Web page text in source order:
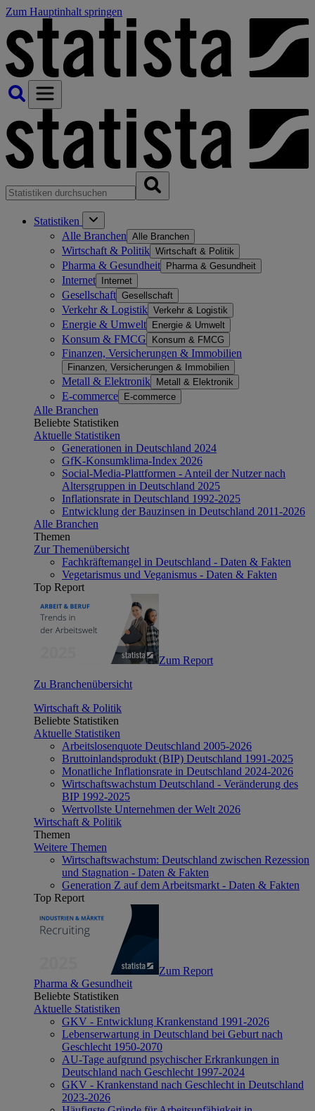
Zum Hauptinhalt springen
Statistiken
Alle Branchen Alle Branchen
Wirtschaft & Politik Wirtschaft & Politik
Pharma & Gesundheit Pharma & Gesundheit
Internet Internet
Gesellschaft Gesellschaft
Verkehr & Logistik Verkehr & Logistik
Energie & Umwelt Energie & Umwelt
Konsum & FMCG Konsum & FMCG
Finanzen, Versicherungen & Immobilien
Finanzen, Versicherungen & Immobilien
Metall & Elektronik Metall & Elektronik
E-commerce E-commerce
Alle Branchen
Beliebte Statistiken
Aktuelle Statistiken
Generationen in Deutschland 2024
GfK-Konsumklima-Index 2026
Social-Media-Plattformen - Anteil der Nutzer nach
Altersgruppen in Deutschland 2025
Inflationsrate in Deutschland 1992-2025
Entwicklung der Bauzinsen in Deutschland 2011-2026
Alle Branchen
Themen
Zur Themenübersicht
Fachkräftemangel in Deutschland - Daten & Fakten
Vegetarismus und Veganismus - Daten & Fakten
Top Report
Zum Report
Zu Branchenübersicht
Wirtschaft & Politik
Beliebte Statistiken
Aktuelle Statistiken
Arbeitslosenquote Deutschland 2005-2026
Bruttoinlandsprodukt (BIP) Deutschland 1991-2025
Monatliche Inflationsrate in Deutschland 2024-2026
Wirtschaftswachstum Deutschland - Veränderung des
BIP 1992-2025
Wertvollste Unternehmen der Welt 2026
Wirtschaft & Politik
Themen
Weitere Themen
Wirtschaftswachstum: Deutschland zwischen Rezession
und Stagnation - Daten & Fakten
Generation Z auf dem Arbeitsmarkt - Daten & Fakten
Top Report
Zum Report
Pharma & Gesundheit
Beliebte Statistiken
Aktuelle Statistiken
GKV - Entwicklung Krankenstand 1991-2026
Lebenserwartung in Deutschland bei Geburt nach
Geschlecht 1950-2070
AU-Tage aufgrund psychischer Erkrankungen in
Deutschland nach Geschlecht 1997-2024
GKV - Krankenstand nach Geschlecht in Deutschland
2023-2026